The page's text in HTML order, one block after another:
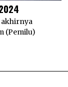
akhirnya
(Pemilu)